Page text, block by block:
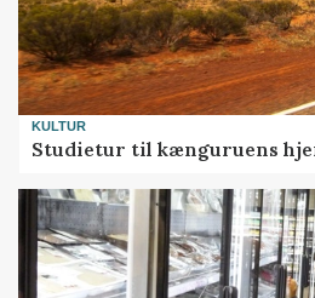
KULTUR
Studietur til kænguruens